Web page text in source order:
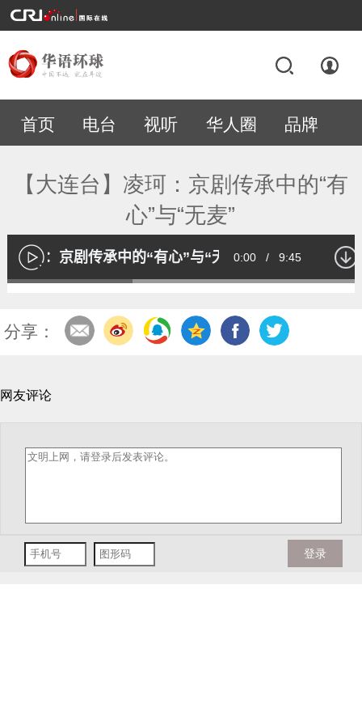
首页 电台 视听 华人圈 品牌
专题
【大连台】凌珂：京剧传承中的“有
心”与“无麦”
播
放
凌珂：京剧传承中的“有心”与“无麦”Current
0:00 / Duration
9:45
Loaded:
分享：
网友评论
登录